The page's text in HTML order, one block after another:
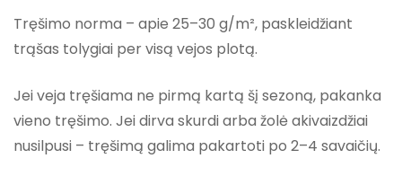
Tręšimo norma – apie 25–30 g/m², paskleidžiant
trąšas tolygiai per visą vejos plotą.
Jei veja tręšiama ne pirmą kartą šį sezoną, pakanka
vieno tręšimo. Jei dirva skurdi arba žolė akivaizdžiai
nusilpusi – tręšimą galima pakartoti po 2–4 savaičių.